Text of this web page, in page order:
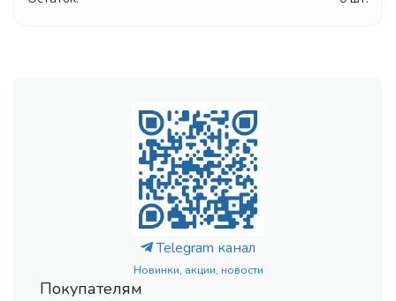
Telegram канал
Новинки, акции, новости
Покупателям